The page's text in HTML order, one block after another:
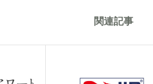
関連記事